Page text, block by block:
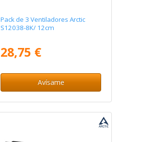
Pack de 3 Ventiladores Arctic
S12038-8K/ 12cm
28,75 €
Avísame